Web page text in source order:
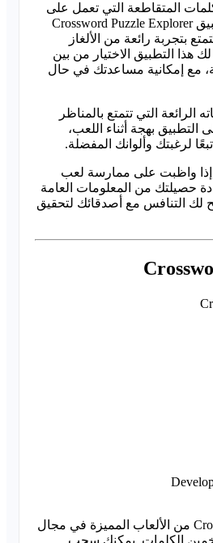
المتقاطعة التي تعمل على
تعزيز عمل الدماغ، تطبيق Crossword Puzzle Explorer
بتجربة رائعة من الألغاز
لك هذا التطبيق الاختيار من بين
مع إمكانية مساعدتك في حال
الرائعة التي تتمتع بالمناظر
بهجة أثناء اللعب،
لرغبتك وألوانك المفضلة.
واظبت على ممارسة لعب
حصيلتك من المعلومات العامة
لك التنافس مع أصدقائك لتحقيق
يعد تطبيق Crossword Jam من الألعاب المميزة في مجال